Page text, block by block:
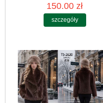
150.00 zł
szczegóły